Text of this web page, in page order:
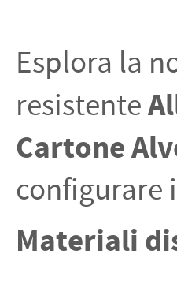
PETTORALI CON NOME ATLETA
NUMERI DA GARA MTB
Esplora la
resistente
Cartone
configurare
Materiali